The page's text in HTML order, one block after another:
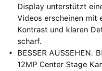
Display unterstützt
Videos erscheinen mit
Kontrast und klaren
scharf.
BESSER AUSSEHEN.
12MP Center Stage